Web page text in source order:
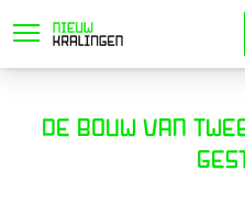
De bouw van